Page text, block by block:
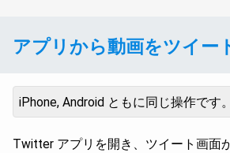
アプリから動画をツイー
iPhone, Android ともに同じ操作です。
Twitter アプリを開き、ツイート画面